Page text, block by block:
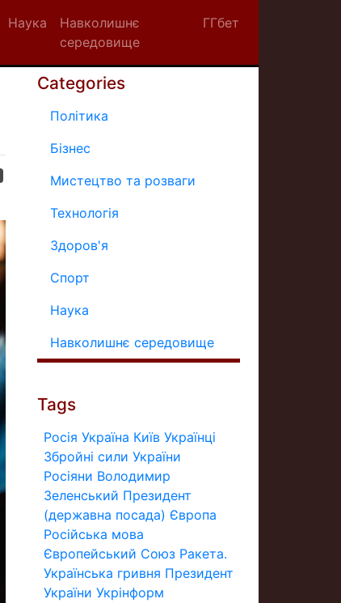
Наука
Навколишнє
середовище
ГГбет
Categories
Політика
Бізнес
Мистецтво та розваги
Технологія
Здоров'я
Спорт
Наука
Навколишнє середовище
Tags
Росія Україна Київ Українці
Збройні сили України
Росіяни Володимир
Зеленський Президент
(державна посада) Європа
Російська мова
Європейський Союз Ракета.
Українська гривня Президент
України Укрінформ